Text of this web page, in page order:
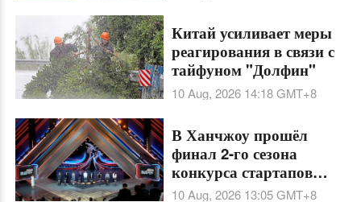
Китай усиливает меры
реагирования в связи с
тайфуном "Долфин"
10 Aug, 2026 14:18GMT+8
В Ханчжоу прошёл
финал 2-го сезона
конкурса стартапов
"Побеждай в ИИ +".
10 Aug, 2026 13:05GMT+8